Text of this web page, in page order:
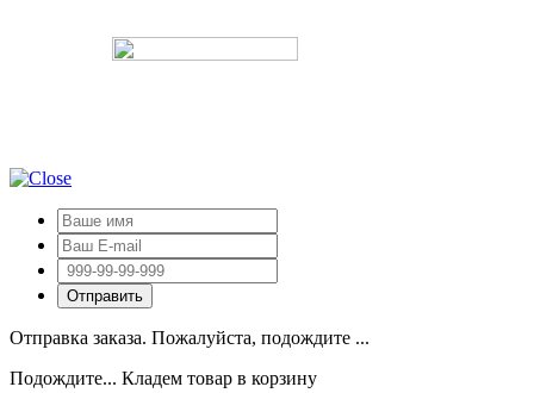
Отправка заказа. Пожалуйста, подождите ...
Подождите... Кладем товар в корзину